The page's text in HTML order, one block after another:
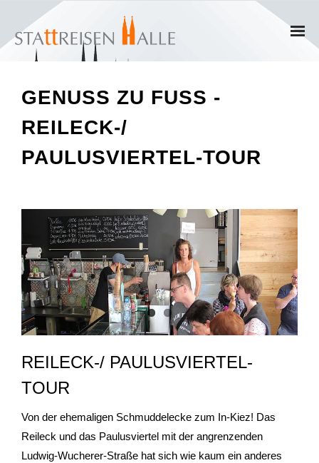
- Firmengruppen
- Kinder und Jugendliche
Führungen & Rundgänge
- Erlebnisführungen & Touren
- Kinder & Schulklassen
- Polizeiruf-Touren
GENUSS ZU FUSS - R
EILECK-/ P
AULUSVIERTEL-TOUR
REILECK-/ PAULUSVIERTEL-
TOUR
Von der ehemaligen Schmuddelecke zum In-Kiez! Das
Reileck und das Paulusviertel mit der angrenzenden
Ludwig-Wucherer-Straße hat sich wie kaum ein anderes